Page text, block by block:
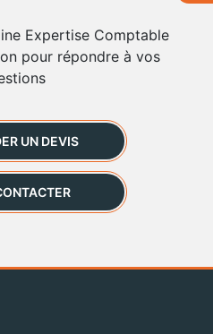
Expertise Comptable
pour répondre à vos
UN DEVIS